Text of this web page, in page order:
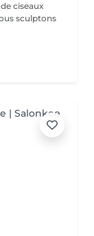
ciseaux
sculptons